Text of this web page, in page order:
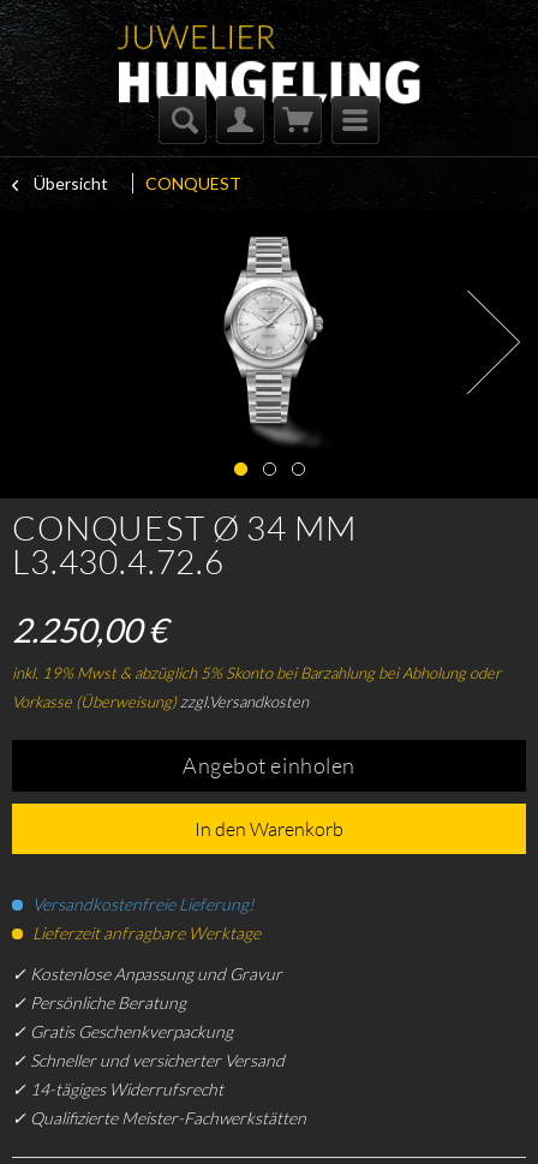
Übersicht CONQUEST
CONQUEST Ø 34 MM
L3.430.4.72.6
2.250,00 €
inkl. 19% Mwst & abzüglich 5% Skonto bei Barzahlung bei Abholung oder
Vorkasse (Überweisung)zzgl.Versandkosten
Angebot einholen
In den Warenkorb
Versandkostenfreie Lieferung!
Lieferzeit anfragbare Werktage
✓ Kostenlose Anpassung und Gravur
✓ Persönliche Beratung
✓ Gratis Geschenkverpackung
✓ Schneller und versicherter Versand
✓ 14-tägiges Widerrufsrecht
✓ Qualifizierte Meister-Fachwerkstätten